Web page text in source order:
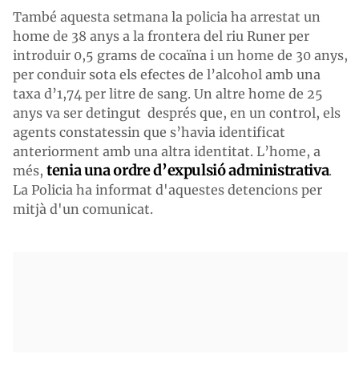
També aquesta setmana la policia ha arrestat un
home de 38 anys a la frontera del riu Runer per
introduir 0,5 grams de cocaïna i un home de 30 anys,
per conduir sota els efectes de l’alcohol amb una
taxa d’1,74 per litre de sang. Un altre home de 25
anys va ser detingut després que, en un control, els
agents constatessin que s’havia identificat
anteriorment amb una altra identitat. L’home, a
més, tenia una ordre d’expulsió administrativa.
La Policia ha informat d'aquestes detencions per
mitjà d'un comunicat.